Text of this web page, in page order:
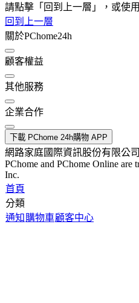
請點擊「回到上一層」，或使
回到上一層
關於PChome24h
顧客權益
其他服務
企業合作
下載 PChome 24h購物 APP
網路家庭國際資訊股份有限公
PChome and PChome Online are
Inc.
首頁
分類
通知 購物車顧客中心